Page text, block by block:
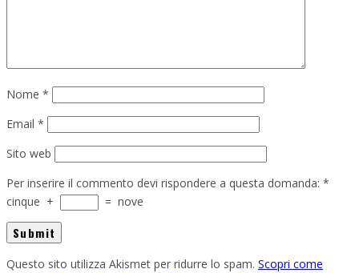
Nome *
Email *
Sito web
Per inserire il commento devi rispondere a questa domanda: *
cinque + = nove
Questo sito utilizza Akismet per ridurre lo spam. Scopri come